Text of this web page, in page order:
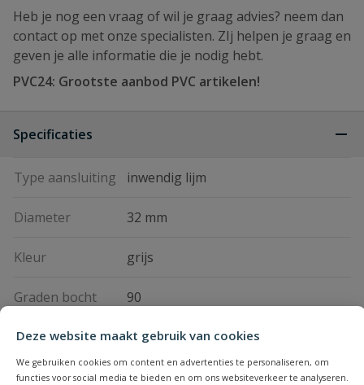
Deze website maakt gebruik van cookies
We gebruiken cookies om content en advertenties te personaliseren, om
functies voor social media te bieden en om ons websiteverkeer te analyseren.
Heb je nog een vraag of wil je graag advies? neem dan
contact op met onze specialisten. ZIj helpen je graag en
geven je alle informatie die je nodig hebt.
PVC24: Grootste aanbod PVC artikelen!
Specificaties
Type aansluiting inwendig lijm
Diameter 32 mm
Kleur grijs
Graden bocht 90
Keurmerk KOMO
Materiaal PVC